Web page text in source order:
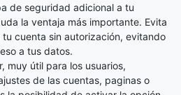
de seguridad adicional a tu
la ventaja más importante. Evita
cuenta sin autorización, evitando
a tus datos.
muy útil para los usuarios,
de las cuentas, paginas o